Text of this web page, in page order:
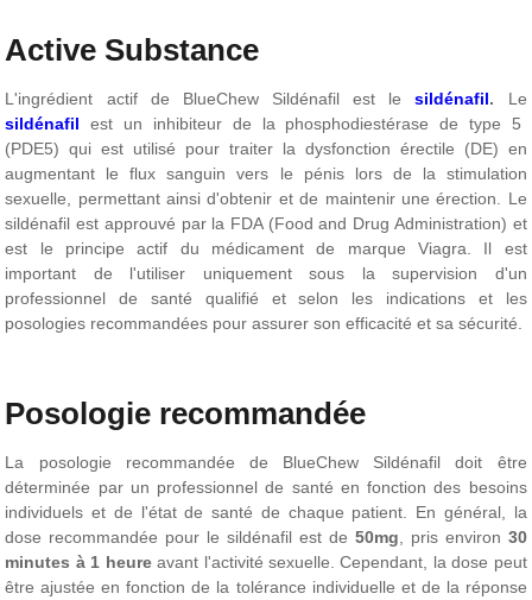
Active Substance
L'ingrédient actif de BlueChew Sildénafil est lesildénafil. Le
sildénafil est un inhibiteur de la phosphodiestérase de type 5
(PDE5) qui est utilisé pour traiter la dysfonction érectile (DE) en
augmentant le flux sanguin vers le pénis lors de la stimulation
sexuelle, permettant ainsi d'obtenir et de maintenir une érection. Le
sildénafil est approuvé par la FDA (Food and Drug Administration) et
est le principe actif du médicament de marque Viagra. Il est
important de l'utiliser uniquement sous la supervision d'un
professionnel de santé qualifié et selon les indications et les
posologies recommandées pour assurer son efficacité et sa sécurité.
Posologie recommandée
La posologie recommandée de BlueChew Sildénafil doit être
déterminée par un professionnel de santé en fonction des besoins
individuels et de l'état de santé de chaque patient. En général, la
dose recommandée pour le sildénafil est de 50mg , pris environ 30
minutes à 1 heureavant l'activité sexuelle. Cependant, la dose peut
être ajustée en fonction de la tolérance individuelle et de la réponse